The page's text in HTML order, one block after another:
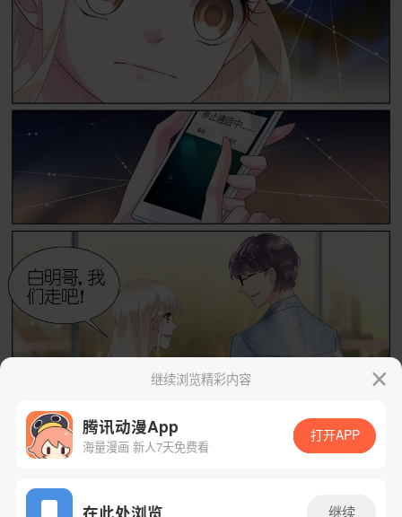
App免费看
继续浏览精彩内容
腾讯动漫App
海量漫画 新人7天免费看
打开APP
在此处浏览 继续